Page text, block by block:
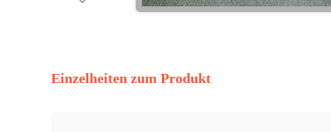
Einzelheiten zum Produkt